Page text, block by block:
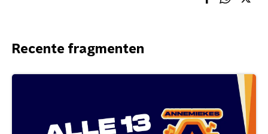
Recente fragmenten